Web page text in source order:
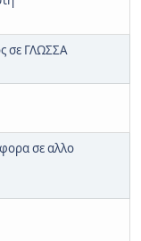
σε ΓΛΩΣΣΑ
σε αλλο